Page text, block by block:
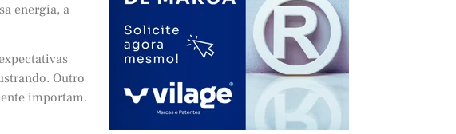
energia, a
Outro
importam.